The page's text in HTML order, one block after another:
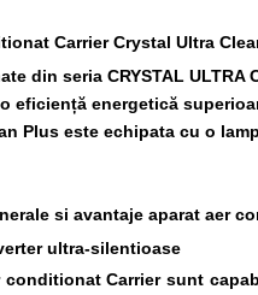
Carrier Crystal Ultra
din seria CRYSTAL
eficiență energetică
Plus este echipata cu o
si avantaje aparat aer
ultra-silentioase
conditionat Carrier sunt